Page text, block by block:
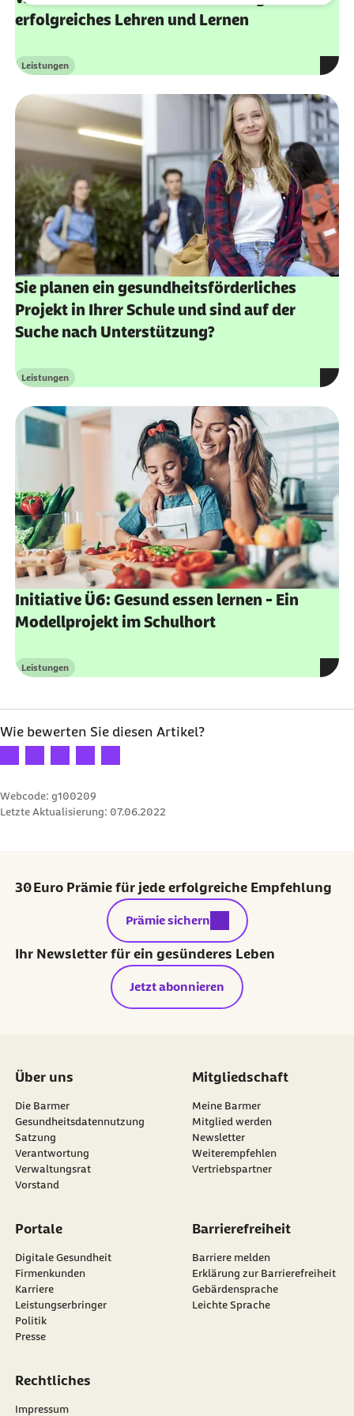
Ansprechpartner: Franziska Sanyang
Telefon:0202 568 653 340
Ansprechpartner Nordrhein-Westfalen
Ansprechpartnerin: Heike Kluitmann
E-Mail: heike.kluitmann@barmer.de
Telefon:0202 568 451 114
Informationen zum Umgang mit personenbezogenen Daten bei
der Barmer finden Sie in unsererDatenschutzerklärung.
erfolgreiches Lehren und Lernen
Kategorie
Leistungen
Sie planen ein gesundheitsförderliches
Projekt in Ihrer Schule und sind auf der
Suche nach Unterstützung?
Kategorie
Leistungen
Initiative Ü6: Gesund essen lernen - Ein
Modellprojekt im Schulhort
Kategorie
Leistungen
Wie bewerten Sie diesen Artikel?
Ihre Bewertung: 1 Stern
Ihre Bewertung: 2 Sterne
Ihre Bewertung: 3 Sterne
Ihre Bewertung: 4 Sterne
Ihre Bewertung: 5 Sterne
Webcode: g100209
Letzte Aktualisierung: 07.06.2022
30 Euro Prämie für jede erfolgreiche Empfehlung
externer Link:
Prämie sichern
Ihr Newsletter für ein gesünderes Leben
Jetzt abonnieren
Über uns
Die Barmer
Gesundheitsdatennutzung
Satzung
Verantwortung
Verwaltungsrat
Vorstand
Mitgliedschaft
Meine Barmer
Mitglied werden
Newsletter
externer Link:
Weiterempfehlen
Vertriebspartner
Portale
Digitale Gesundheit
Firmenkunden
Karriere
Leistungserbringer
Politik
Presse
Barrierefreiheit
Barriere melden
Erklärung zur Barrierefreiheit
Gebärdensprache
Leichte Sprache
Rechtliches
Impressum